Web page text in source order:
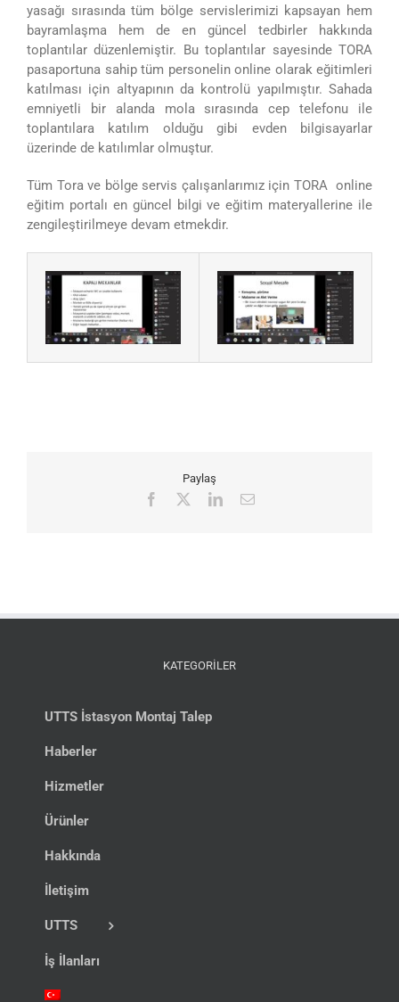
yasağı sırasında tüm bölge servislerimizi kapsayan hem
bayramlaşma hem de en güncel tedbirler hakkında
toplantılar düzenlemiştir. Bu toplantılar sayesinde TORA
pasaportuna sahip tüm personelin online olarak eğitimleri
katılması için altyapının da kontrolü yapılmıştır. Sahada
emniyetli bir alanda mola sırasında cep telefonu ile
toplantılara katılım olduğu gibi evden bilgisayarlar
üzerinde de katılımlar olmuştur.
Tüm Tora ve bölge servis çalışanlarımız için TORA online
eğitim portalı en güncel bilgi ve eğitim materyallerine ile
zengileştirilmeye devam etmekdir.
Paylaş
Facebook LinkedIn
E-
KATEGORİLER
UTTS İstasyon Montaj Talep
Haberler
Hizmetler
Ürünler
Hakkında
İletişim
UTTS
İş İlanları